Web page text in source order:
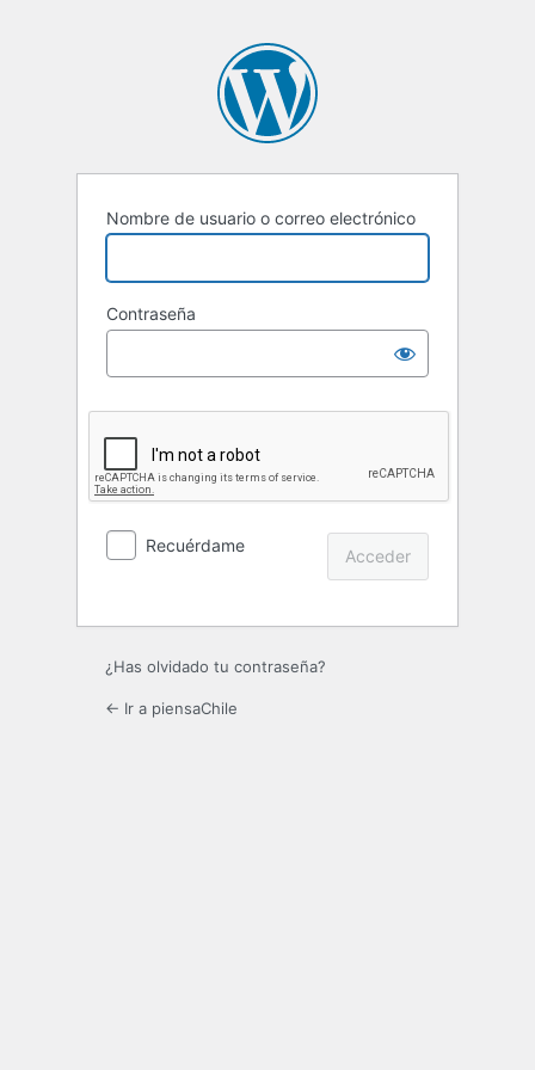
Nombre de usuario o correo electrónico
Contraseña
Recuérdame
¿Has olvidado tu contraseña?
← Ir a piensaChile